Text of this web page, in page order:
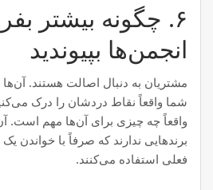
۶. چگونه بیشتر
انجمن‌ها بپیوندید
مشتریان به دنبال اصالت هستند. آن‌ها
شما واقعاً نقاط دردشان را درک
واقعاً چه چیزی برای آن‌ها مهم است.
برندهایی ندارند که صرفاً با خواندن یک
فعلی استفاده می‌کنند.